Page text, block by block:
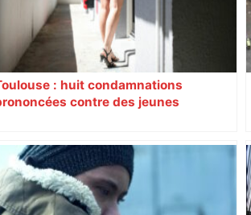
: huit condamnations
contre des jeunes